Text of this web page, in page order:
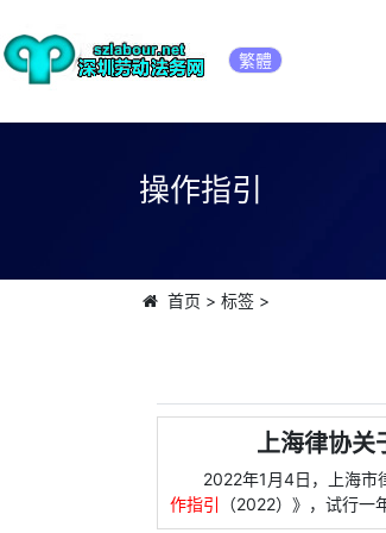
繁體
操作指引
首页 > 标签>
上海律协关
2022年1月4日，上海市
作指引
（2022）》，试行一